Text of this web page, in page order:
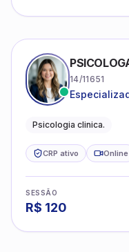
14/11651
Psicologia clinica.
CRP ativo Online
SESSÃO
R$ 120